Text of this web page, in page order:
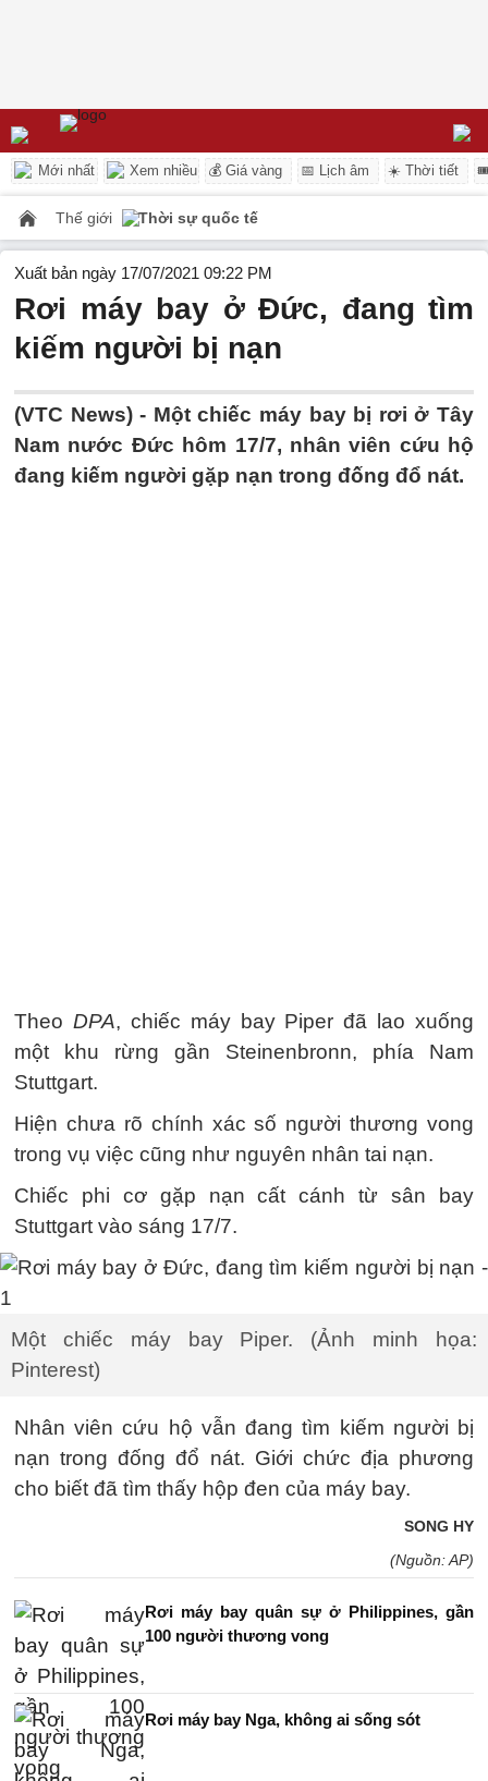
Mới nhất Xem nhiều 💰 Giá vàng 📅 Lịch âm ☀️ Thời tiết
Thế giới Thời sự quốc tế
Xuất bản ngày 17/07/2021 09:22 PM
Rơi máy bay ở Đức, đang tìm
kiếm người bị nạn
(VTC News) - Một chiếc máy bay bị rơi ở Tây
Nam nước Đức hôm 17/7, nhân viên cứu hộ
đang kiếm người gặp nạn trong đống đổ nát.
Theo DPA, chiếc máy bay Piper đã lao xuống
một khu rừng gần Steinenbronn, phía Nam
Stuttgart.
Hiện chưa rõ chính xác số người thương vong
trong vụ việc cũng như nguyên nhân tai nạn.
Chiếc phi cơ gặp nạn cất cánh từ sân bay
Stuttgart vào sáng 17/7.
Một chiếc máy bay Piper. (Ảnh minh họa:
Pinterest)
Nhân viên cứu hộ vẫn đang tìm kiếm người bị
nạn trong đống đổ nát. Giới chức địa phương
cho biết đã tìm thấy hộp đen của máy bay.
SONG HY
(Nguồn: AP)
Rơi máy bay quân sự ở Philippines, gần
100 người thương vong
Rơi máy bay Nga, không ai sống sót